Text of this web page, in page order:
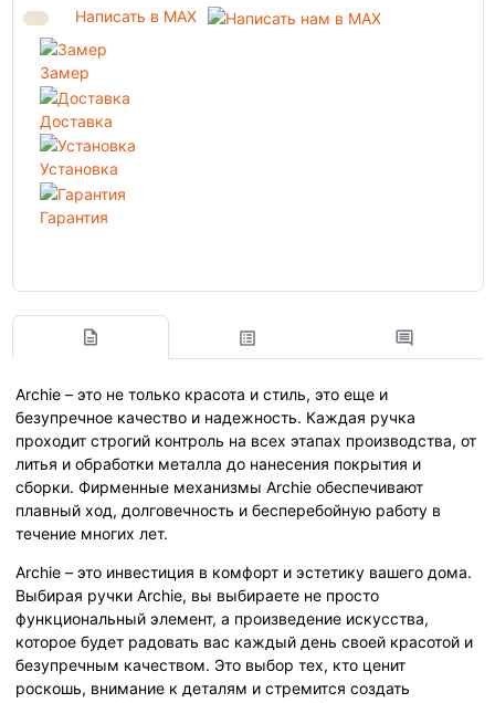
Написать в MAX
Замер
Доставка
Установка
Гарантия
Archie – это не только красота и стиль, это еще и
безупречное качество и надежность. Каждая ручка
проходит строгий контроль на всех этапах производства, от
литья и обработки металла до нанесения покрытия и
сборки. Фирменные механизмы Archie обеспечивают
плавный ход, долговечность и бесперебойную работу в
течение многих лет.
Archie – это инвестиция в комфорт и эстетику вашего дома.
Выбирая ручки Archie, вы выбираете не просто
функциональный элемент, а произведение искусства,
которое будет радовать вас каждый день своей красотой и
безупречным качеством. Это выбор тех, кто ценит
роскошь, внимание к деталям и стремится создать